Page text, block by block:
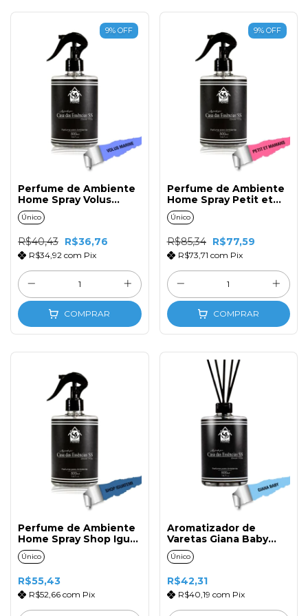
9% OFF
Perfume de Ambiente
Home Spray Volus
Marine 500ml com
Gatilho
Único
R$40,43 R$36,76
R$34,92 com Pix
COMPRAR
9% OFF
Perfume de Ambiente
Home Spray Petit et
Mamans 500ml com
Gatilho
Único
R$85,34 R$77,59
R$73,71 com Pix
COMPRAR
Perfume de Ambiente
Home Spray Shop Iguat
500ml com Gatilho
Único
R$55,43
R$52,66 com Pix
Aromatizador de
Varetas Giana Baby
500ml com Tampa e
Varetas de Fibra
Único
R$42,31
R$40,19 com Pix